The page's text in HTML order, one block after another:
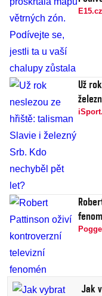
E15.cz
Už
Jak